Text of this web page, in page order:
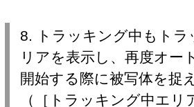
8. トラッキング中もトラ
リアを表示し、再度オー
開始する際に被写体を捉
（［トラッキング中エリ